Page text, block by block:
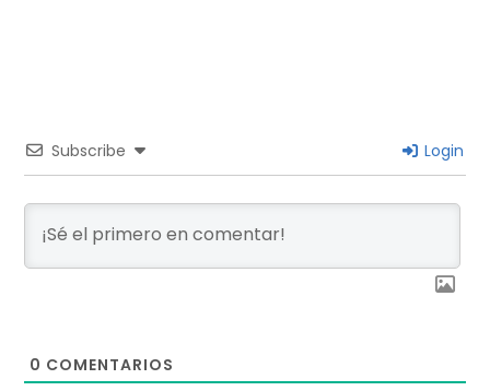
Subscribe Login
0 COMENTARIOS